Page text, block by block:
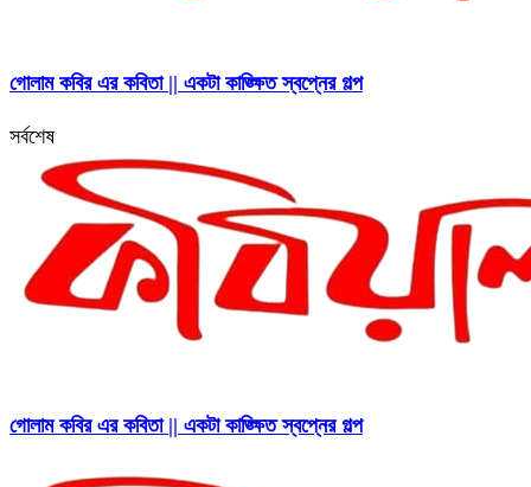
গোলাম কবির এর কবিতা || একটা কাঙ্ক্ষিত স্বপ্নের গল্প
সর্বশেষ
গোলাম কবির এর কবিতা || একটা কাঙ্ক্ষিত স্বপ্নের গল্প